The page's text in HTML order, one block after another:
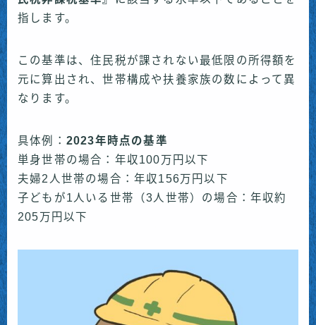
指します。
この基準は、住民税が課されない最低限の所得額を
元に算出され、世帯構成や扶養家族の数によって異
なります。
具体例： 2023年時点の基準
単身世帯の場合：年収100万円以下
夫婦2人世帯の場合：年収156万円以下
子どもが1人いる世帯（3人世帯）の場合：年収約
205万円以下